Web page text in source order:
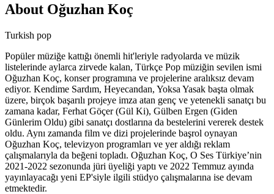
About Oğuzhan Koç
Turkish pop
Popüler müziğe kattığı önemli hit'leriyle radyolarda ve müzik
listelerinde aylarca zirvede kalan, Türkçe Pop müziğin sevilen ismi
Oğuzhan Koç, konser programına ve projelerine aralıksız devam
ediyor. Kendime Sardım, Heyecandan, Yoksa Yasak başta olmak
üzere, birçok başarılı projeye imza atan genç ve yetenekli sanatçı bu
zamana kadar, Ferhat Göçer (Gül Ki), Gülben Ergen (Giden
Günlerim Oldu) gibi sanatçı dostlarına da bestelerini vererek destek
oldu. Aynı zamanda film ve dizi projelerinde başrol oynayan
Oğuzhan Koç, televizyon programları ve yer aldığı reklam
çalışmalarıyla da beğeni topladı. Oğuzhan Koç, O Ses Türkiye’nin
2021-2022 sezonunda jüri üyeliği yaptı ve 2022 Temmuz ayında
yayınlayacağı yeni EP'siyle ilgili stüdyo çalışmalarına ise devam
etmektedir.